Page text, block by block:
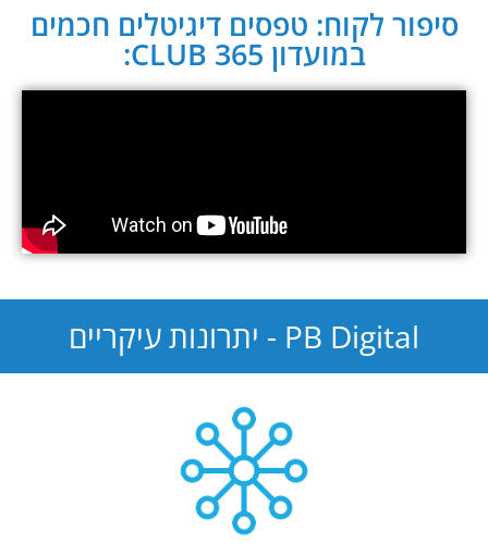
סיפור לקוח: טפסים דיגיטלים חכמים
במועדון CLUB 365:
PB Digital - יתרונות עיקריים